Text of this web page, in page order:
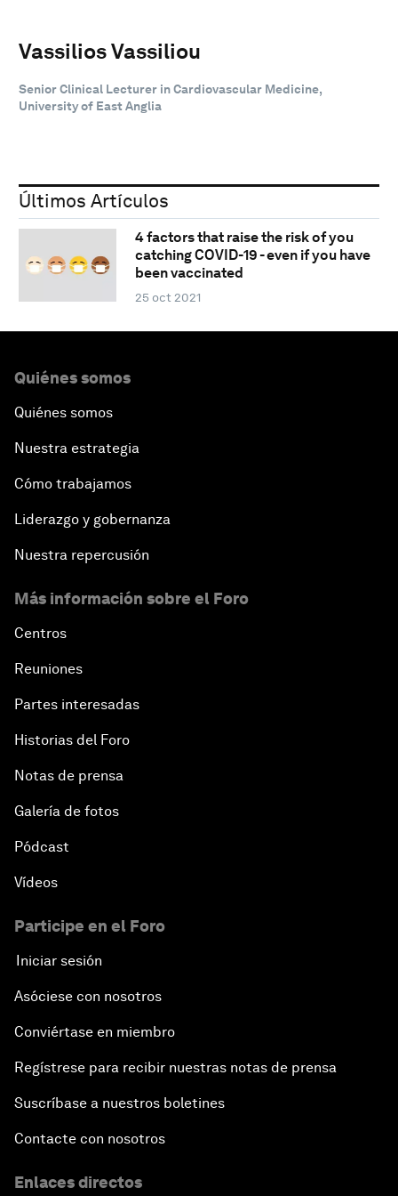
Vassilios Vassiliou
Senior Clinical Lecturer in Cardiovascular Medicine,
University of East Anglia
Últimos Artículos
4 factors that raise the risk of you
catching COVID-19 - even if you have
been vaccinated
25 oct 2021
Quiénes somos
Quiénes somos
Nuestra estrategia
Cómo trabajamos
Liderazgo y gobernanza
Nuestra repercusión
Más información sobre el Foro
Centros
Reuniones
Partes interesadas
Historias del Foro
Notas de prensa
Galería de fotos
Pódcast
Vídeos
Participe en el Foro
Iniciar sesión
Asóciese con nosotros
Conviértase en miembro
Regístrese para recibir nuestras notas de prensa
Suscríbase a nuestros boletines
Contacte con nosotros
Enlaces directos